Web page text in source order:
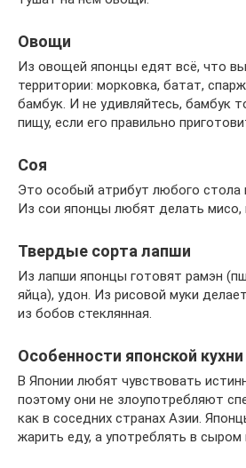
Овощи
Из овощей японцы едят всё, что
территории: морковка, батат,
бамбук. И не удивляйтесь, бамбук
пищу, если его правильно
Соя
Это особый атрибут любого стола
Из сои японцы любят делать мисо,
Твердые сорта лапши
Из лапши японцы готовят рамэн
яйца), удон. Из рисовой муки
из бобов стеклянная.
Особенности японской кухни
В Японии любят чувствовать
поэтому они не злоупотребляют
как в соседних странах Азии.
жарить еду, а употреблять в сыром